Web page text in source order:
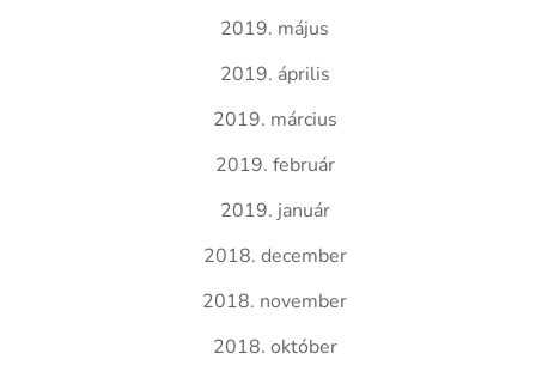
2019. május
2019. április
2019. március
2019. február
2019. január
2018. december
2018. november
2018. október